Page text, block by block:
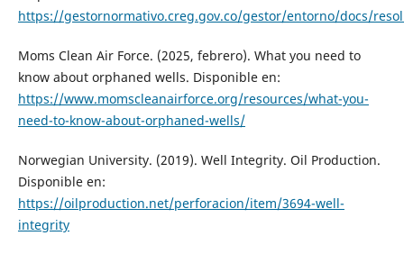
https://gestornormativo.creg.gov.co/gestor/entorno/docs/
Moms Clean Air Force. (2025, febrero). What you need to
know about orphaned wells. Disponible en:
https://www.momscleanairforce.org/resources/what-you-
need-to-know-about-orphaned-wells/
Norwegian University. (2019). Well Integrity. Oil Production.
Disponible en:
https://oilproduction.net/perforacion/item/3694-well-
integrity